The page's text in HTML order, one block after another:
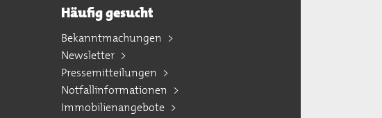
Häufig gesucht
Bekanntmachungen
Newsletter
Pressemitteilungen
Notfallinformationen
Immobilienangebote